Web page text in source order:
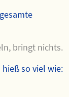
bringt nichts.
so viel wie: